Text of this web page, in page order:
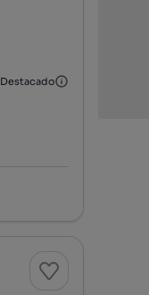
Destacado